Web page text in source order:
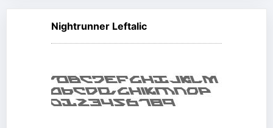
Nightrunner Leftalic